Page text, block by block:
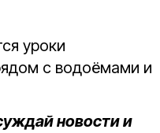
уроки
с водоёмами и
новости и